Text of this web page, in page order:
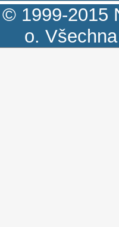
© 1999-2015
o.